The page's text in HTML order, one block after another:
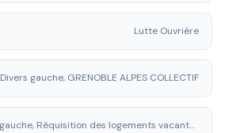
Lutte Ouvrière
Divers gauche, GRENOBLE ALPES COLLECTIF
Extrême gauche, Réquisition des logements vacants, l'argent pour les services publics, pas pour la guerre